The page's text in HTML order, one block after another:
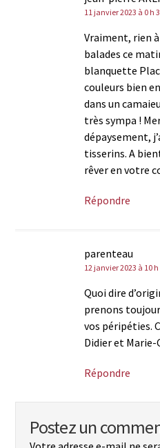
11 janvier 2023 à 0 h
Vraiment, rien
balades ce
blanquette
couleurs bien
dans un
très sympa !
dépaysement,
tisserins. A bientôt le plaisir de continuer de
rêver en votre
Répondre
parenteau
12 janvier 2023 à 10
Quoi dire
prenons
vos péripéties.
Didier et
Répondre
Postez un